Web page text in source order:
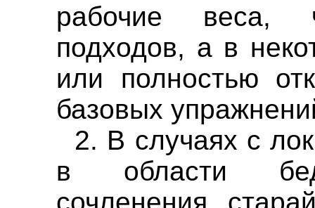
рабочие веса,
подходов, а в
или полностью
базовых
2. В случаях с
в области
сочленения